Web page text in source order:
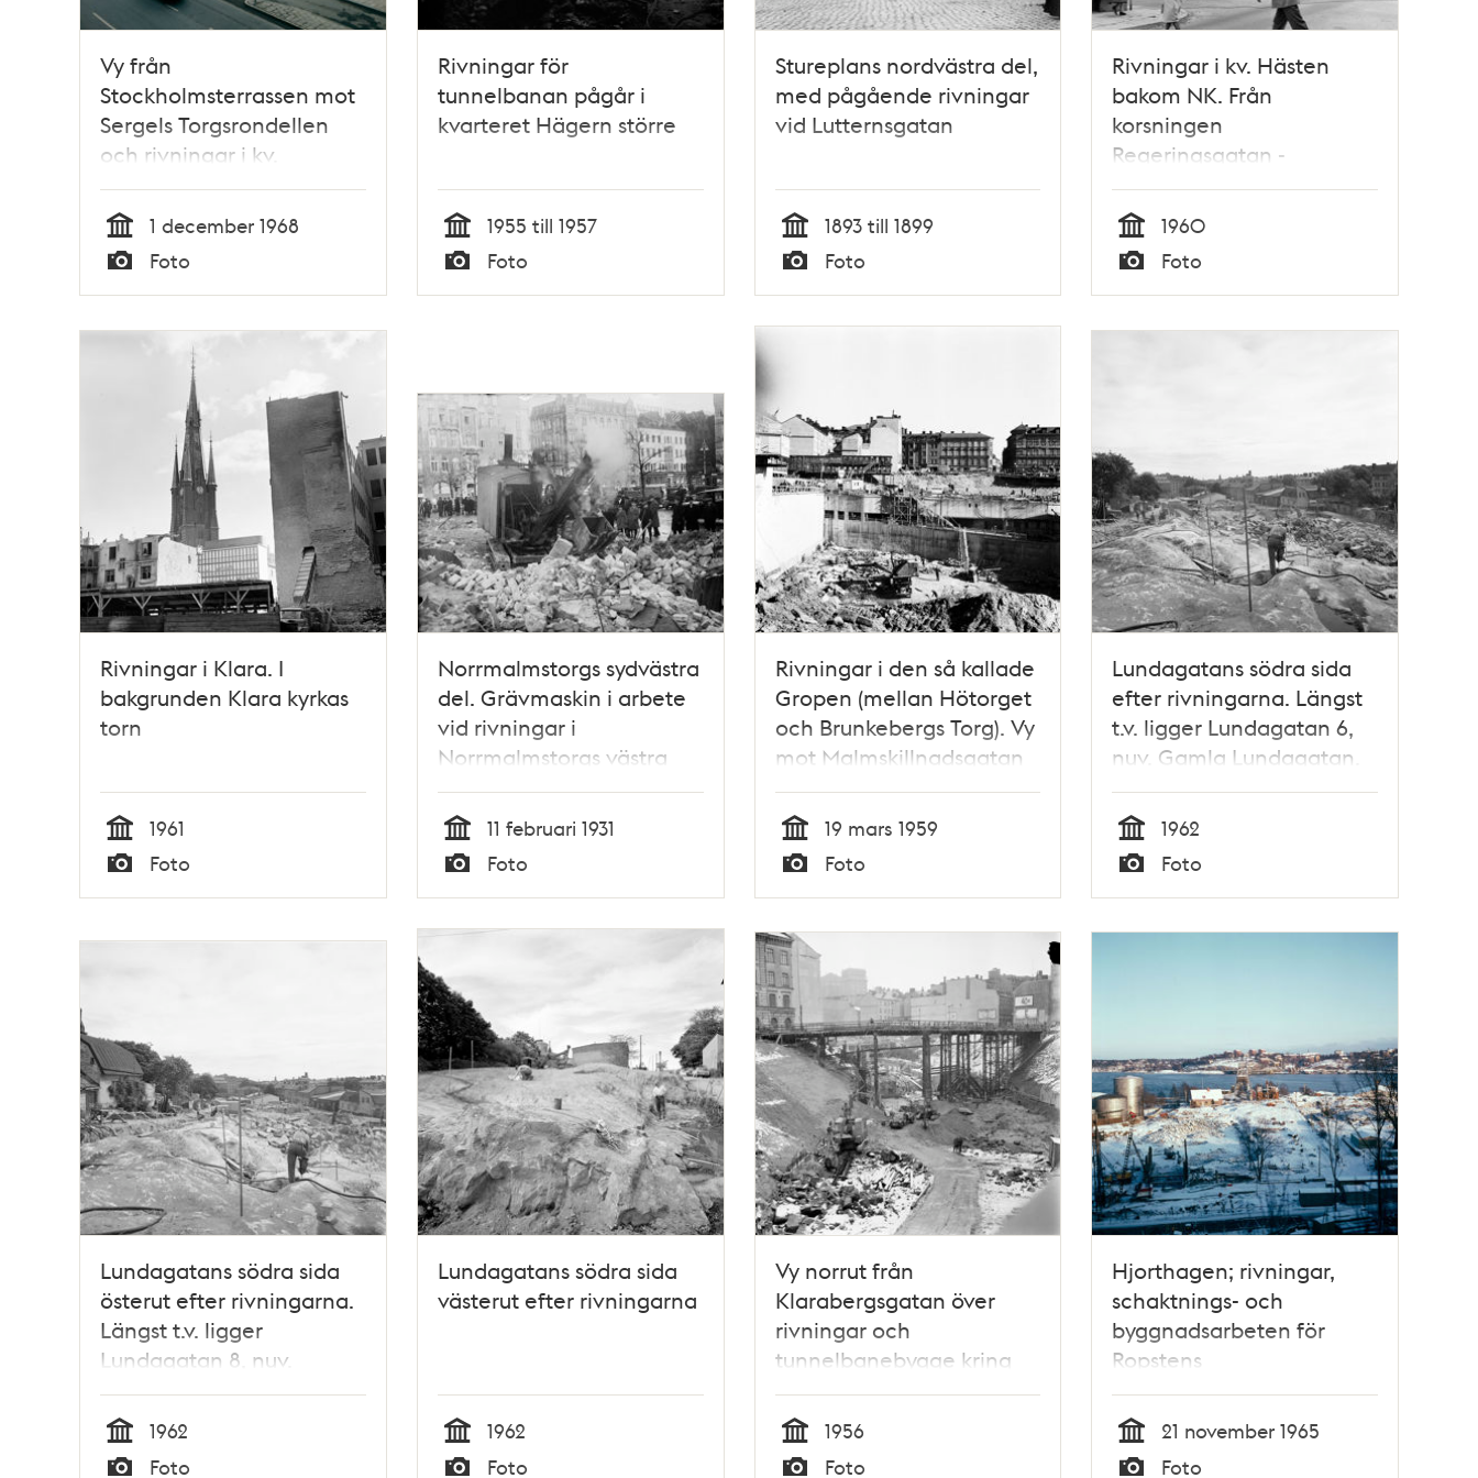
Vy från
Stockholmsterrassen mot
Sergels Torgsrondellen
och rivningar i kv.
Skansen och Fyrmörsaren
Tid
1 december 1968
Typ
Foto
Rivningar för
tunnelbanan pågår i
kvarteret Hägern större
Tid
1955 till 1957
Typ
Foto
Stureplans nordvästra del,
med pågående rivningar
vid Lutternsgatan
Tid
1893 till 1899
Typ
Foto
Rivningar i kv. Hästen
bakom NK. Från
korsningen
Regeringsgatan -
Smålandsgatan
Tid
1960
Typ
Foto
Rivningar i Klara. I
bakgrunden Klara kyrkas
torn
Tid
1961
Typ
Foto
Norrmalmstorgs sydvästra
del. Grävmaskin i arbete
vid rivningar i
Norrmalmstorgs västra
kvarter Norrmalm där
Citypalatset uppförs
Tid
11 februari 1931
Typ
Foto
Rivningar i den så kallade
Gropen (mellan Hötorget
och Brunkebergs Torg). Vy
mot Malmskillnadsgatan
Tid
19 mars 1959
Typ
Foto
Lundagatans södra sida
efter rivningarna. Längst
t.v. ligger Lundagatan 6,
nuv. Gamla Lundagatan.
Sprängning i kv. Haren
och Leporiden. Vy österut
Tid
1962
Typ
Foto
Lundagatans södra sida
österut efter rivningarna.
Längst t.v. ligger
Lundagatan 8, nuv.
Gamla Lundagatan.
Sprängning i kv. Haren
och Leporiden
Tid
1962
Foto
Lundagatans södra sida
västerut efter rivningarna
Tid
1962
Foto
Vy norrut från
Klarabergsgatan över
rivningar och
tunnelbanebygge kring
platsen för blivande
Sergels Torg. Mäster
Samuelsgatan går via
Tid
1956
Foto
Hjorthagen; rivningar,
schaktnings- och
byggnadsarbeten för
Ropstens
tunnelbanestation. I
fonden Lidingö
Tid
21 november 1965
Foto